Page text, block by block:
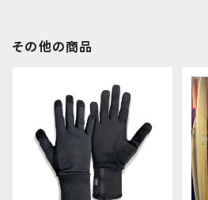
その他の商品